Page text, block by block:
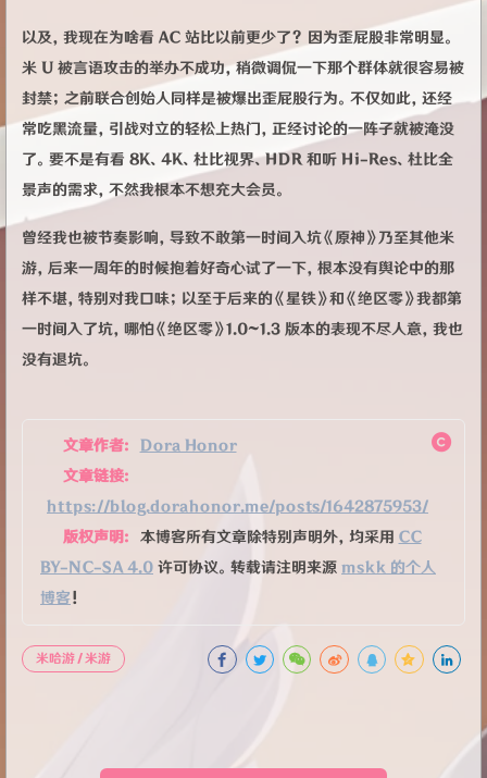
以及，我现在为啥看 AC 站比以前更少了？因为歪屁股非常明显。
米 U 被言语攻击的举办不成功，稍微调侃一下那个群体就很容易被
封禁；之前联合创始人同样是被爆出歪屁股行为。不仅如此，还经
常吃黑流量，引战对立的轻松上热门，正经讨论的一阵子就被淹没
了。要不是有看 8K、4K、杜比视界、HDR 和听 Hi-Res、杜比全
景声的需求，不然我根本不想充大会员。
曾经我也被节奏影响，导致不敢第一时间入坑《原神》乃至其他米
游，后来一周年的时候抱着好奇心试了一下，根本没有舆论中的那
样不堪，特别对我口味；以至于后来的《星铁》和《绝区零》我都第
一时间入了坑，哪怕《绝区零》1.0~1.3 版本的表现不尽人意，我也
没有退坑。
文章作者:
Dora Honor
文章链接:
https://blog.dorahonor.me/posts/1642875953/
版权声明:
本博客所有文章除特别声明外，均采用 CC
BY-NC-SA 4.0 许可协议。转载请注明来源 mskk 的个人
博客！
米哈游／米游